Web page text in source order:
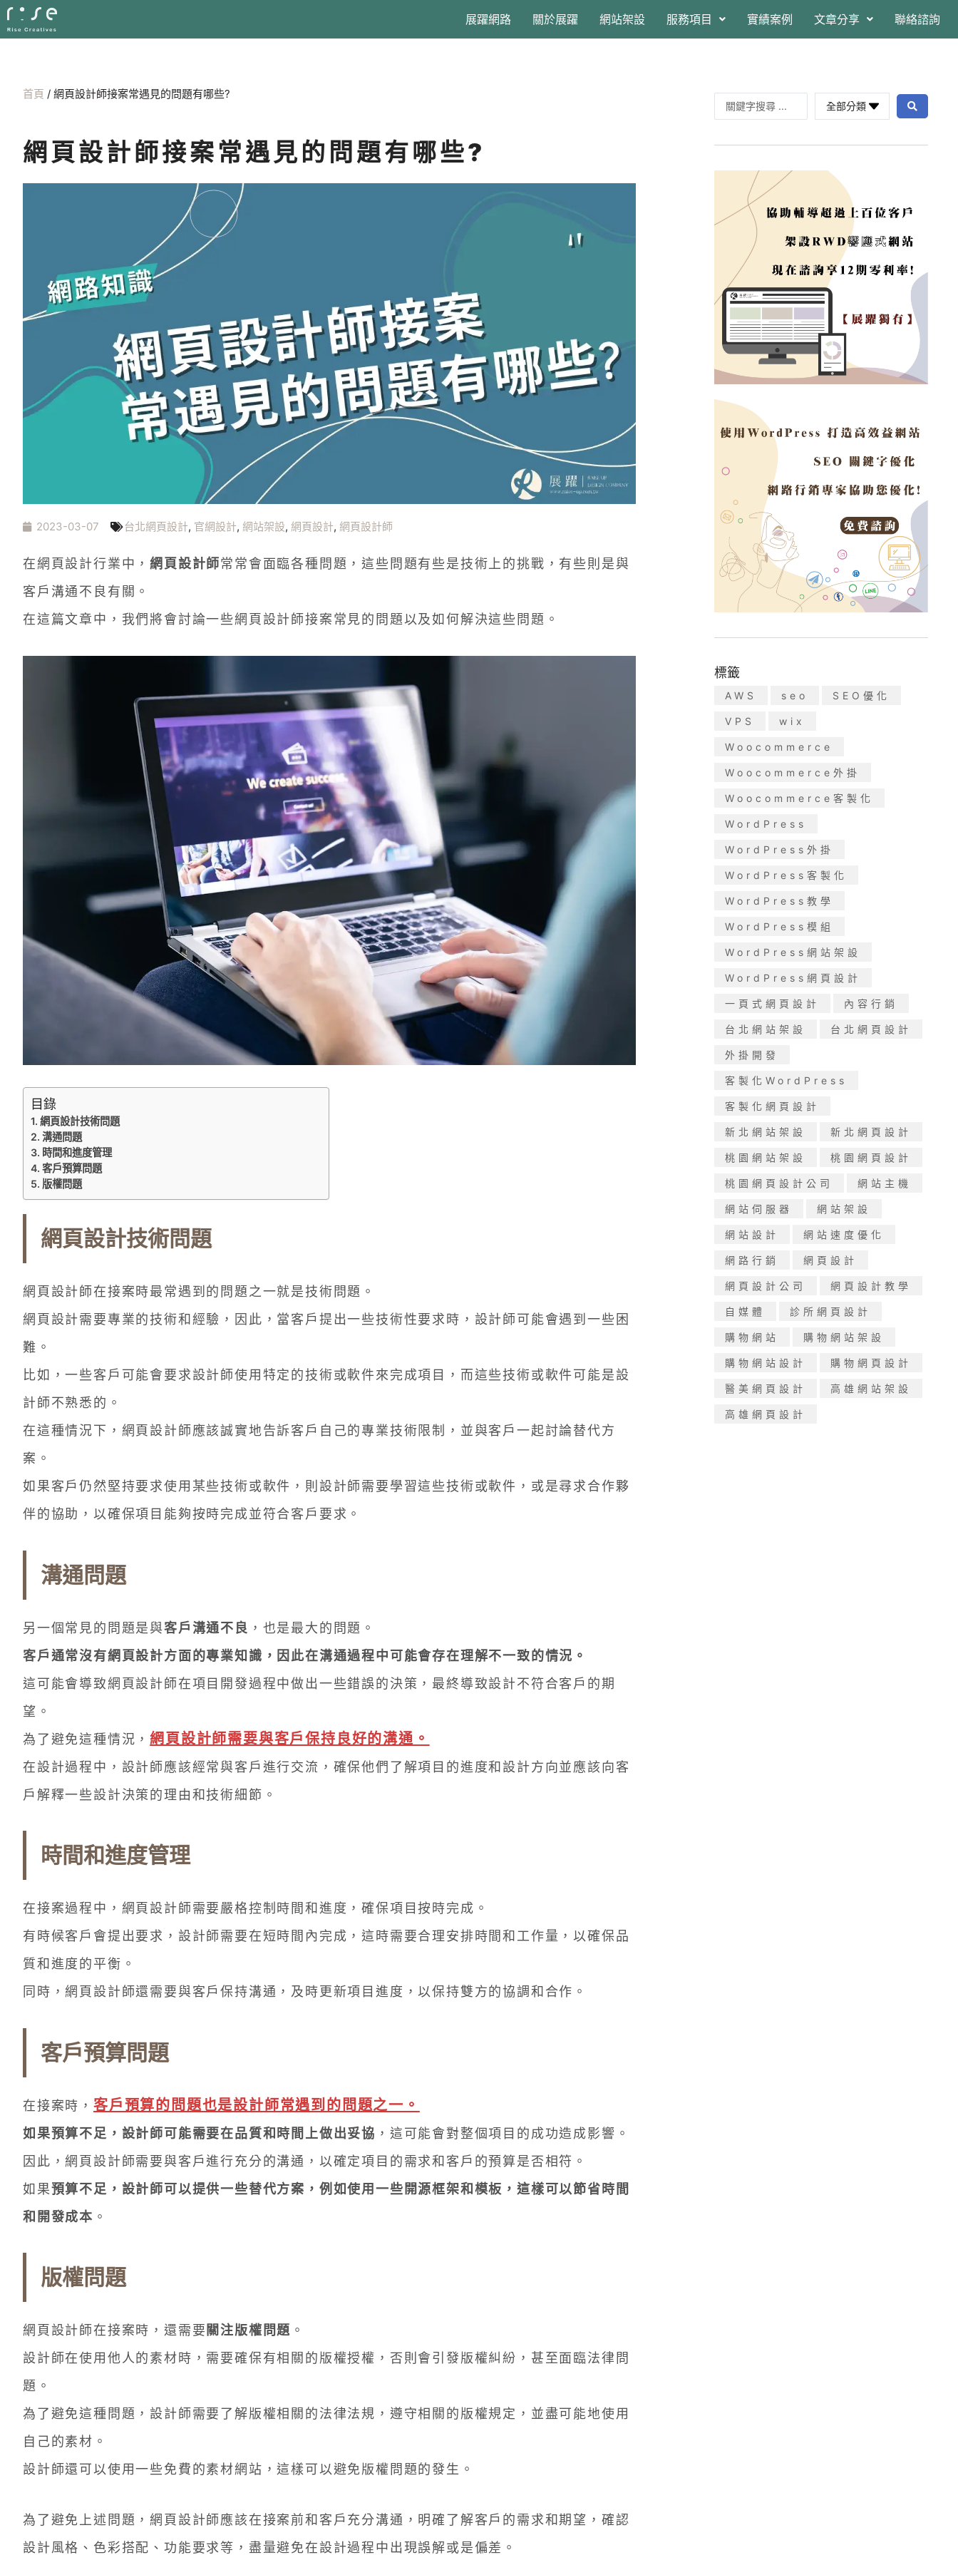
展躍網路 關於展躍 網站架設 服務項目 實績案例 文章分享 聯絡諮詢
首頁 / 網頁設計師接案常遇見的問題有哪些?
網頁設計師接案常遇見的問題有哪些?
2023-03-07 台北網頁設計, 官網設計, 網站架設, 網頁設計, 網頁設計師
在網頁設計行業中，網頁設計師常常會面臨各種問題，這些問題有些是技術上的挑戰，有些則是與
客戶溝通不良有關。
在這篇文章中，我們將會討論一些網頁設計師接案常見的問題以及如何解決這些問題。
目錄
網頁設計技術問題
溝通問題
時間和進度管理
客戶預算問題
版權問題
網頁設計技術問題
網頁設計師在接案時最常遇到的問題之一就是技術問題。
網頁設計需要專業的技術和經驗，因此，當客戶提出一些技術性要求時，設計師可能會遇到一些困
難。
比如，一些客戶可能會要求設計師使用特定的技術或軟件來完成項目，而這些技術或軟件可能是設
計師不熟悉的。
在這種情況下，網頁設計師應該誠實地告訴客戶自己的專業技術限制，並與客戶一起討論替代方
案。
如果客戶仍然堅持要求使用某些技術或軟件，則設計師需要學習這些技術或軟件，或是尋求合作夥
伴的協助，以確保項目能夠按時完成並符合客戶要求。
溝通問題
另一個常見的問題是與客戶溝通不良 ，也是最大的問題。
客戶通常沒有網頁設計方面的專業知識，因此在溝通過程中可能會存在理解不一致的情況。
這可能會導致網頁設計師在項目開發過程中做出一些錯誤的決策，最終導致設計不符合客戶的期
望。
為了避免這種情況，網頁設計師需要與客戶保持良好的溝通。
在設計過程中，設計師應該經常與客戶進行交流，確保他們了解項目的進度和設計方向並應該向客
戶解釋一些設計決策的理由和技術細節。
時間和進度管理
在接案過程中，網頁設計師需要嚴格控制時間和進度，確保項目按時完成。
有時候客戶會提出要求，設計師需要在短時間內完成，這時需要合理安排時間和工作量，以確保品
質和進度的平衡。
同時，網頁設計師還需要與客戶保持溝通，及時更新項目進度，以保持雙方的協調和合作。
客戶預算問題
在接案時， 客戶預算的問題也是設計師常遇到的問題之一。
如果預算不足，設計師可能需要在品質和時間上做出妥協 ，這可能會對整個項目的成功造成影響。
因此，網頁設計師需要與客戶進行充分的溝通，以確定項目的需求和客戶的預算是否相符。
如果預算不足，設計師可以提供一些替代方案，例如使用一些開源框架和模板，這樣可以節省時間
和開發成本 。
版權問題
網頁設計師在接案時，還需要 關注版權問題 。
設計師在使用他人的素材時，需要確保有相關的版權授權，否則會引發版權糾紛，甚至面臨法律問
題。
為了避免這種問題，設計師需要了解版權相關的法律法規，遵守相關的版權規定，並盡可能地使用
自己的素材。
設計師還可以使用一些免費的素材網站，這樣可以避免版權問題的發生。
為了避免上述問題，網頁設計師應該在接案前和客戶充分溝通，明確了解客戶的需求和期望，確認
設計風格、色彩搭配、功能要求等，盡量避免在設計過程中出現誤解或是偏差。
全部分類
標籤
AWS seo SEO優化
VPS wix
Woocommerce
Woocommerce外掛
Woocommerce客製化
WordPress
WordPress外掛
WordPress客製化
WordPress教學
WordPress模組
WordPress網站架設
WordPress網頁設計
一頁式網頁設計 內容行銷
台北網站架設 台北網頁設計
外掛開發
客製化WordPress
客製化網頁設計
新北網站架設 新北網頁設計
桃園網站架設 桃園網頁設計
桃園網頁設計公司 網站主機
網站伺服器 網站架設
網站設計 網站速度優化
網路行銷 網頁設計
網頁設計公司 網頁設計教學
自媒體 診所網頁設計
購物網站 購物網站架設
購物網站設計 購物網頁設計
醫美網頁設計 高雄網站架設
高雄網頁設計